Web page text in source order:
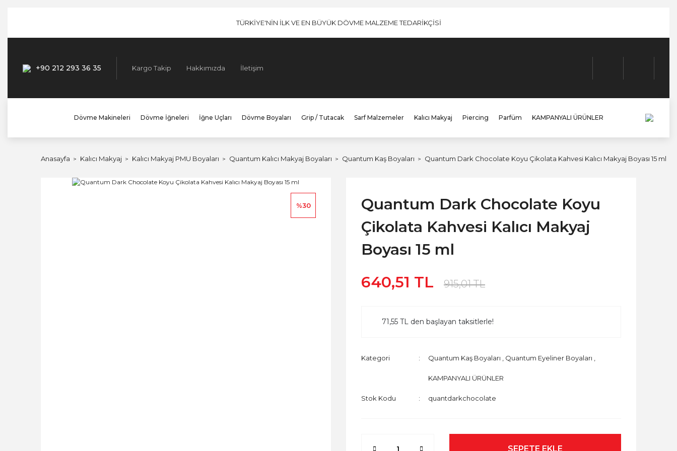
TÜRKİYE'NİN İLK VE EN BÜYÜK DÖVME MALZEME TEDARİKÇİSİ
+90 212 293 36 35 Kargo Takip Hakkımızda İletişim
Dövme Makineleri Dövme İğneleri İğne Uçları Dövme Boyaları Grip / Tutacak Sarf Malzemeler Kalıcı Makyaj Piercing Parfüm KAMPANYALI ÜRÜNLER
Anasayfa Kalıcı Makyaj Kalıcı Makyaj PMU Boyaları Quantum Kalıcı Makyaj Boyaları Quantum Kaş Boyaları Quantum Dark Chocolate Koyu Çikolata Kahvesi Kalıcı Makyaj Boyası 15 ml
%30
Quantum Dark Chocolate Koyu
Çikolata Kahvesi Kalıcı Makyaj
Boyası 15 ml
640,51 TL
915,01 TL
71,55 TL den başlayan taksitlerle!
Kategori Quantum Kaş Boyaları Quantum Eyeliner Boyaları
KAMPANYALI ÜRÜNLER
Stok Kodu quantdarkchocolate
SEPETE EKLE